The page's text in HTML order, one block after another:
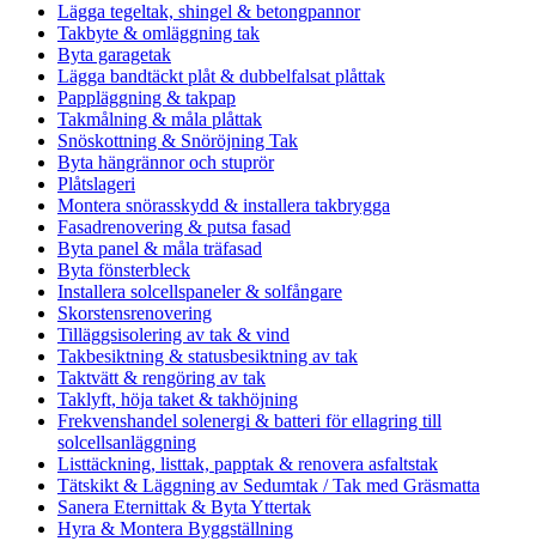
Lägga tegeltak, shingel & betongpannor
Takbyte & omläggning tak
Byta garagetak
Lägga bandtäckt plåt & dubbelfalsat plåttak
Pappläggning & takpap
Takmålning & måla plåttak
Snöskottning & Snöröjning Tak
Byta hängrännor och stuprör
Plåtslageri
Montera snörasskydd & installera takbrygga
Fasadrenovering & putsa fasad
Byta panel & måla träfasad
Byta fönsterbleck
Installera solcellspaneler & solfångare
Skorstensrenovering
Tilläggsisolering av tak & vind
Takbesiktning & statusbesiktning av tak
Taktvätt & rengöring av tak
Taklyft, höja taket & takhöjning
Frekvenshandel solenergi & batteri för ellagring till
solcellsanläggning
Listtäckning, listtak, papptak & renovera asfaltstak
Tätskikt & Läggning av Sedumtak / Tak med Gräsmatta
Sanera Eternittak & Byta Yttertak
Hyra & Montera Byggställning